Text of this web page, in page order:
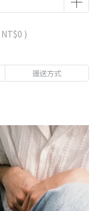
NT$0 )
運送方式